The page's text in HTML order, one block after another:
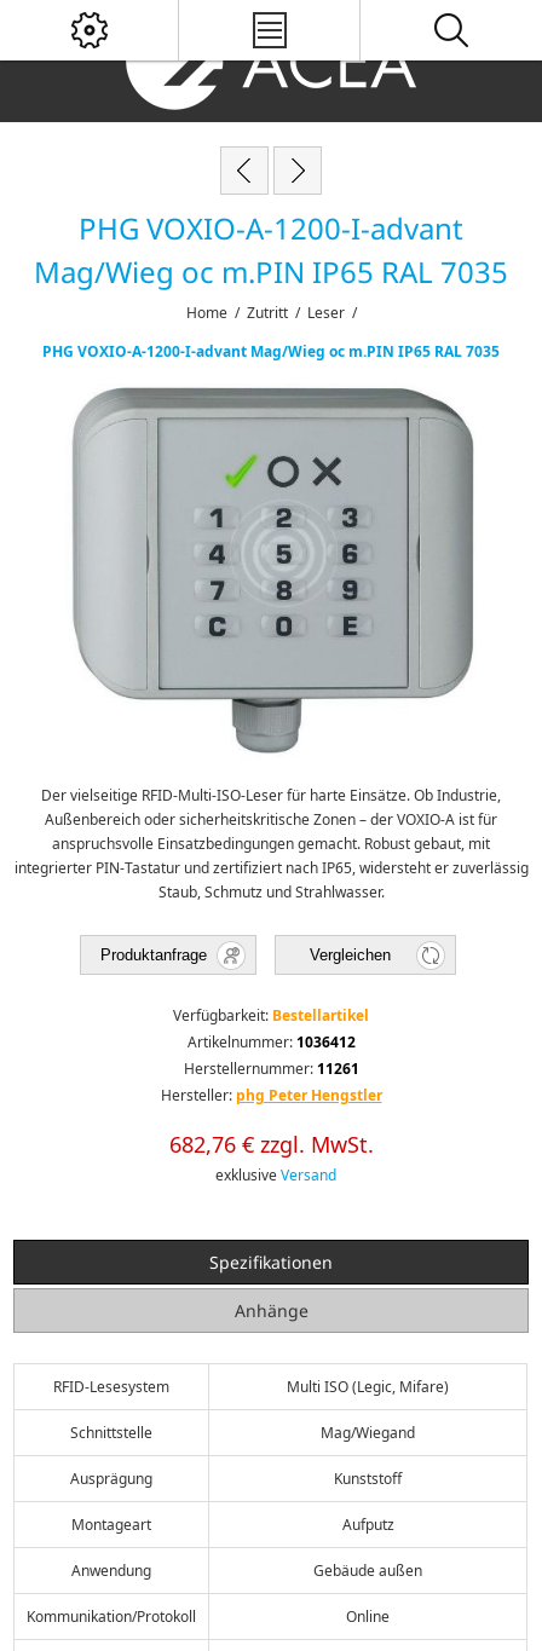
PHG VOXIO-A-1200-I-advant
Mag/Wieg oc m.PIN IP65 RAL 7035
Home / Zutritt / Leser /
PHG VOXIO-A-1200-I-advant Mag/Wieg oc m.PIN IP65 RAL 7035
Der vielseitige RFID-Multi-ISO-Leser für harte Einsätze. Ob Industrie,
Außenbereich oder sicherheitskritische Zonen – der VOXIO-A ist für
anspruchsvolle Einsatzbedingungen gemacht. Robust gebaut, mit
integrierter PIN-Tastatur und zertifiziert nach IP65, widersteht er zuverlässig
Staub, Schmutz und Strahlwasser.
Produktanfrage Vergleichen
Verfügbarkeit: Bestellartikel
Artikelnummer: 1036412
Herstellernummer: 11261
Hersteller: phg Peter Hengstler
682,76 € zzgl. MwSt.
exklusiveVersand
Spezifikationen
Anhänge
RFID-Lesesystem Multi ISO (Legic, Mifare)
Schnittstelle Mag/Wiegand
Ausprägung Kunststoff
Montageart Aufputz
Anwendung Gebäude außen
Kommunikation/Protokoll Online